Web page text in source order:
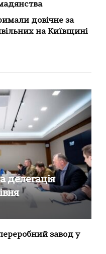
довічне за
на Київщині
делегація
завод у